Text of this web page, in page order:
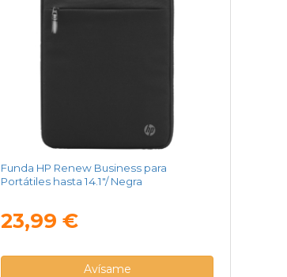
Funda HP Renew Business para
Portátiles hasta 14.1"/ Negra
23,99 €
Avísame